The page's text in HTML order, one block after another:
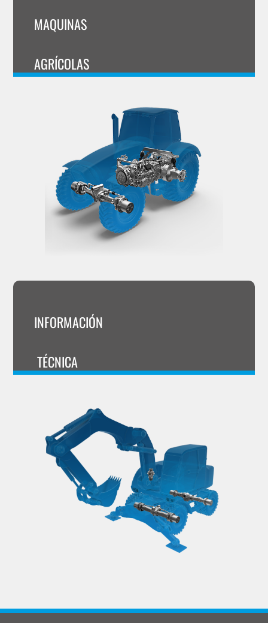
MAQUINAS
AGRÍCOLAS
INFORMACIÓN
TÉCNICA